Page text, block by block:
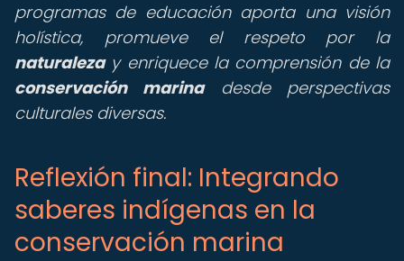
programas de educación aporta una visión
holística, promueve el respeto por la
naturalezay enriquece la comprensión de la
conservación marinadesde perspectivas
culturales diversas.
Reflexión final: Integrando
saberes indígenas en la
conservación marina